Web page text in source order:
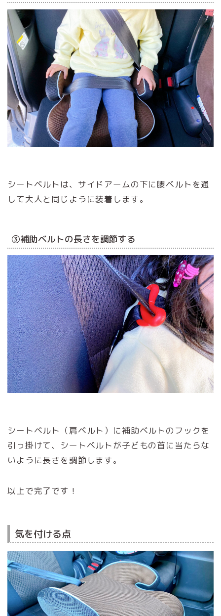
シートベルトは、サイドアームの下に腰ベルトを通
して大人と同じように装着します。
③補助ベルトの長さを調節する
シートベルト（肩ベルト）に補助ベルトのフックを
引っ掛けて、シートベルトが子どもの首に当たらな
いように長さを調節します。
以上で完了です！
気を付ける点